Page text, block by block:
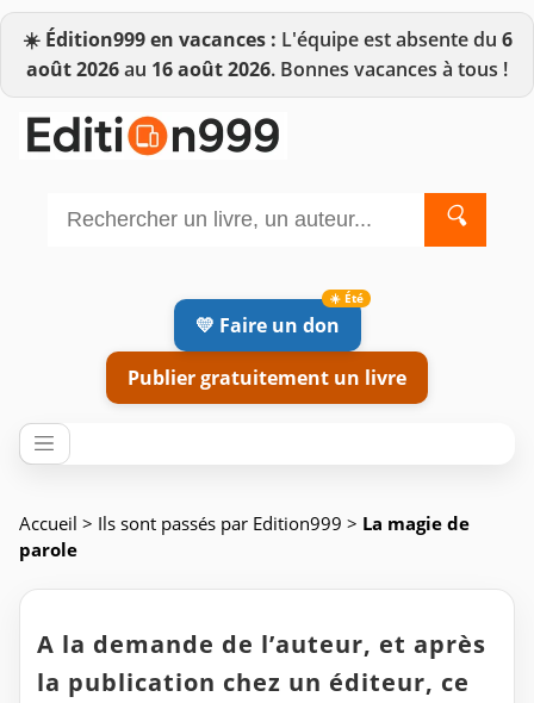
☀️ Édition999 en vacances : L'équipe est absente du 6
août 2026au 16 août 2026. Bonnes vacances à tous !
🔍
💛 Faire un don
Publier gratuitement un livre
Accueil > Ils sont passés par Edition999 > La magie de
parole
A la demande de l’auteur, et après
la publication chez un éditeur, ce